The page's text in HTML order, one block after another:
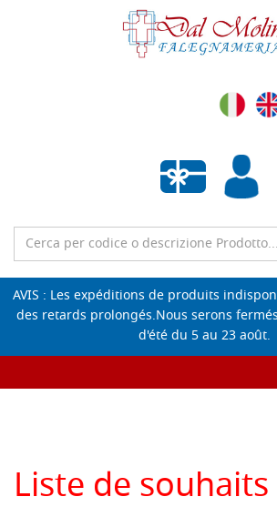
Liste de souhaits
AVIS : Les expéditions de produits
des retards prolongés.Nous serons
d'été du 5 au 23 août.
Liste de